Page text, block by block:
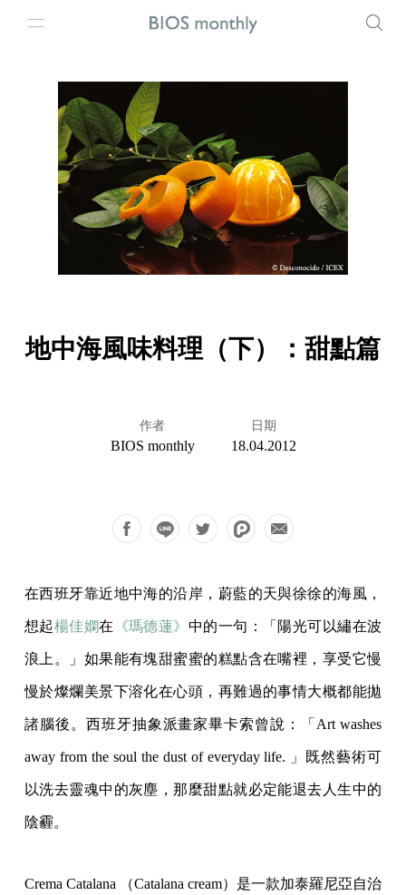
地中海風味料理（下）：甜點篇
作者
BIOS monthly
日期
18.04.2012
在西班牙靠近地中海的沿岸，蔚藍的天與徐徐的海風，
想起楊佳嫻在 《瑪德蓮》 中的一句：「陽光可以繡在波
浪上。」如果能有塊甜蜜蜜的糕點含在嘴裡，享受它慢
慢於燦爛美景下溶化在心頭，再難過的事情大概都能拋
諸腦後。西班牙抽象派畫家畢卡索曾說：「Art washes
away from the soul the dust of everyday life. 」既然藝術可
以洗去靈魂中的灰塵，那麼甜點就必定能退去人生中的
陰霾。
Crema Catalana （Catalana cream）是一款加泰羅尼亞自治